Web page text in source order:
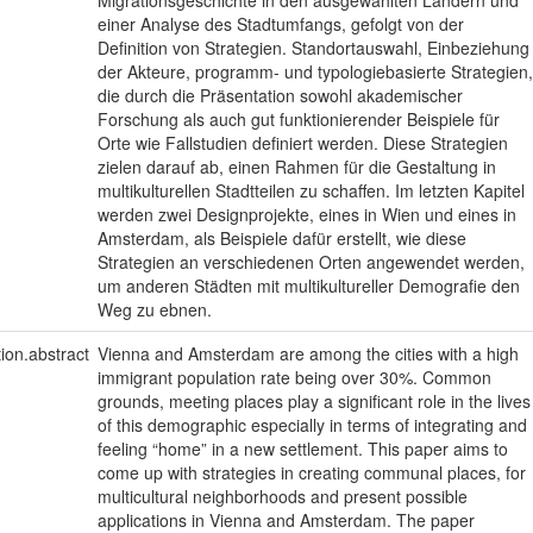
einer Analyse des Stadtumfangs, gefolgt von der
Definition von Strategien. Standortauswahl, Einbeziehung
der Akteure, programm- und typologiebasierte Strategien,
die durch die Präsentation sowohl akademischer
Forschung als auch gut funktionierender Beispiele für
Orte wie Fallstudien definiert werden. Diese Strategien
zielen darauf ab, einen Rahmen für die Gestaltung in
multikulturellen Stadtteilen zu schaffen. Im letzten Kapitel
werden zwei Designprojekte, eines in Wien und eines in
Amsterdam, als Beispiele dafür erstellt, wie diese
Strategien an verschiedenen Orten angewendet werden,
um anderen Städten mit multikultureller Demografie den
Weg zu ebnen.
Vienna and Amsterdam are among the cities with a high
immigrant population rate being over 30%. Common
grounds, meeting places play a significant role in the lives
of this demographic especially in terms of integrating and
feeling “home” in a new settlement. This paper aims to
come up with strategies in creating communal places, for
multicultural neighborhoods and present possible
applications in Vienna and Amsterdam. The paper